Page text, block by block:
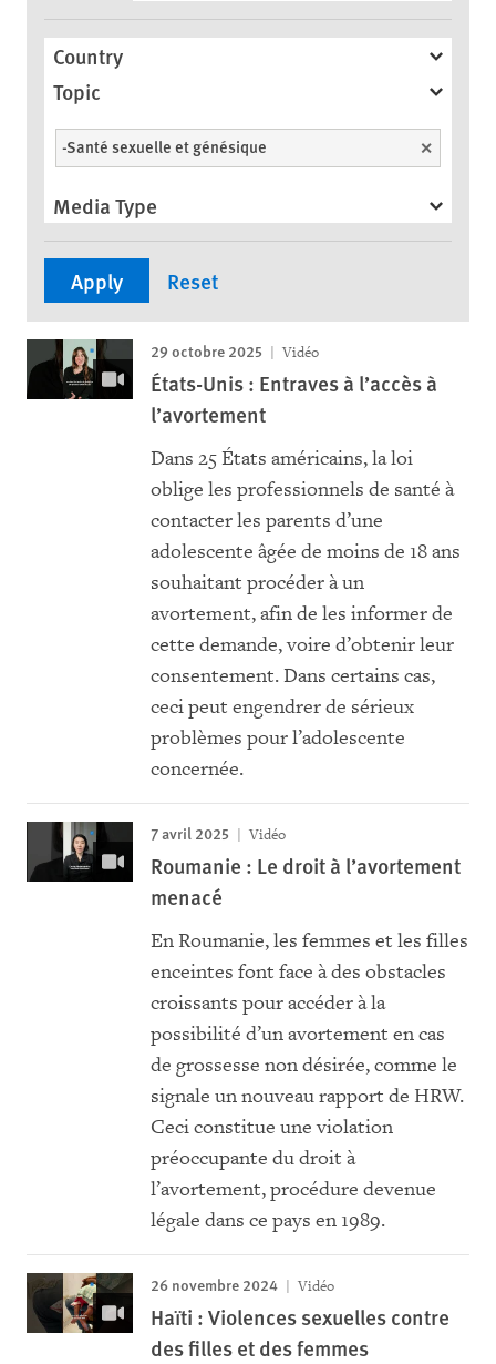
Country
Topic
-Santé sexuelle et génésique Unselect
Media Type
29 octobre 2025 Vidéo
États-Unis : Entraves à l’accès à
l’avortement
Dans 25 États américains, la loi
oblige les professionnels de santé à
contacter les parents d’une
adolescente âgée de moins de 18 ans
souhaitant procéder à un
avortement, afin de les informer de
cette demande, voire d’obtenir leur
consentement. Dans certains cas,
ceci peut engendrer de sérieux
problèmes pour l’adolescente
concernée.
7 avril 2025 Vidéo
Roumanie : Le droit à l’avortement
menacé
En Roumanie, les femmes et les filles
enceintes font face à des obstacles
croissants pour accéder à la
possibilité d’un avortement en cas
de grossesse non désirée, comme le
signale un nouveau rapport de HRW.
Ceci constitue une violation
préoccupante du droit à
l’avortement, procédure devenue
légale dans ce pays en 1989.
26 novembre 2024 Vidéo
Haïti : Violences sexuelles contre
des filles et des femmes